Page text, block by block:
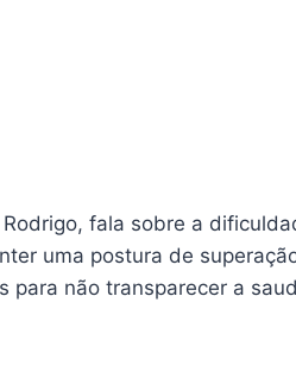
Rodrigo, fala sobre a
uma postura de
para não transparecer a